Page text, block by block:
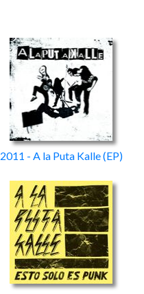
2011 - A la Puta Kalle(EP)